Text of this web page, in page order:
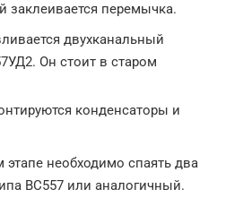
заклеивается перемычка.
двухканальный
Он стоит в старом
конденсаторы и
необходимо спаять два
BC557 или аналогичный.